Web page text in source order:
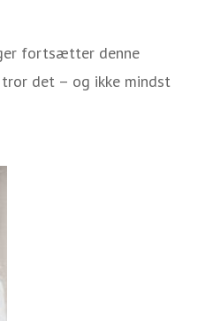
fortsætter denne
tror det – og ikke mindst